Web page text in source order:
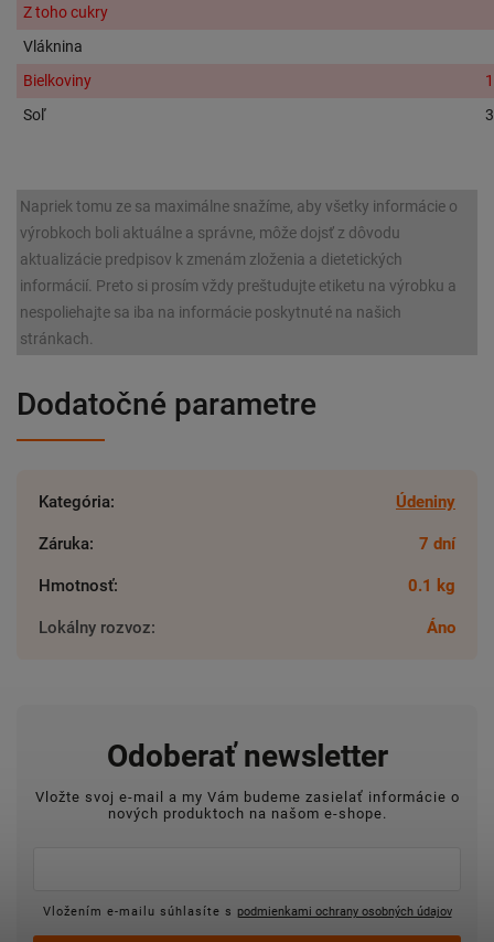
Z toho cukry
Vláknina
Bielkoviny
Soľ
Napriek tomu ze sa maximálne snažíme, aby všetky informácie o
výrobkoch boli aktuálne a správne, môže dojsť z dôvodu
aktualizácie predpisov k zmenám zloženia a dietetických
informácií. Preto si prosím vždy preštudujte etiketu na výrobku a
nespoliehajte sa iba na informácie poskytnuté na našich
stránkach.
Dodatočné parametre
Kategória: Údeniny
Záruka: 7 dní
Hmotnosť: 0.1 kg
Lokálny rozvoz: Áno
Odoberať newsletter
Vložte svoj e-mail a my Vám budeme zasielať informácie o
nových produktoch na našom e-shope.
Vložením e-mailu súhlasíte s podmienkami ochrany osobných údajov